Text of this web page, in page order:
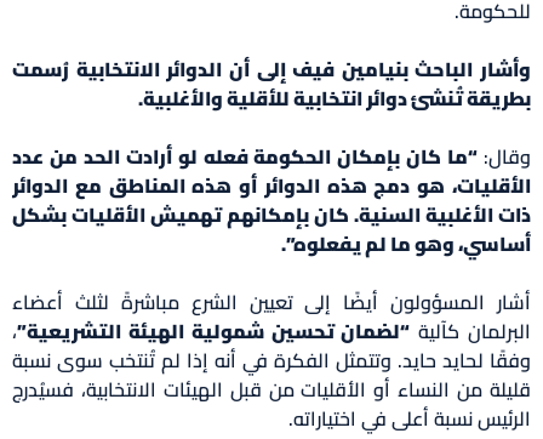
للحكومة.
وأشار الباحث بنيامين فيف إلى أن الدوائر الانتخابية رُسمت
بطريقة تُنشئ دوائر انتخابية للأقلية والأغلبية.
وقال: “ما كان بإمكان الحكومة فعله لو أرادت الحد من عدد
الأقليات، هو دمج هذه الدوائر أو هذه المناطق مع الدوائر
ذات الأغلبية السنية. كان بإمكانهم تهميش الأقليات بشكل
أساسي، وهو ما لم يفعلوه”.
أشار المسؤولون أيضًا إلى تعيين الشرع مباشرةً لثلث أعضاء
البرلمان كآلية “لضمان تحسين شمولية الهيئة التشريعية”،
وفقًا لحايد حايد. وتتمثل الفكرة في أنه إذا لم تُنتخب سوى نسبة
قليلة من النساء أو الأقليات من قبل الهيئات الانتخابية، فسيُدرج
الرئيس نسبة أعلى في اختياراته.